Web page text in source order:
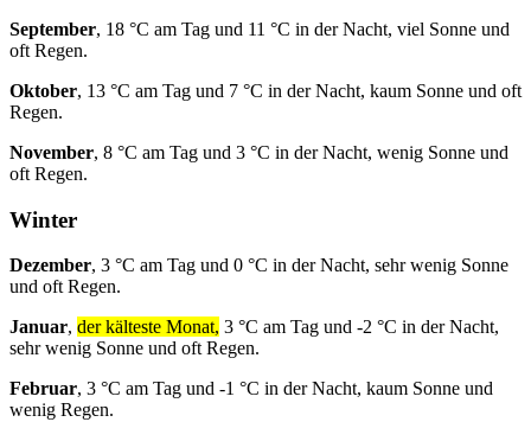
September, 18 °C am Tag und 11 °C in der Nacht, viel Sonne und
oft Regen.
Oktober, 13 °C am Tag und 7 °C in der Nacht, kaum Sonne und oft
Regen.
November, 8 °C am Tag und 3 °C in der Nacht, wenig Sonne und
oft Regen.
Winter
Dezember, 3 °C am Tag und 0 °C in der Nacht, sehr wenig Sonne
und oft Regen.
Januar, der kälteste Monat, 3 °C am Tag und -2 °C in der Nacht,
sehr wenig Sonne und oft Regen.
Februar, 3 °C am Tag und -1 °C in der Nacht, kaum Sonne und
wenig Regen.